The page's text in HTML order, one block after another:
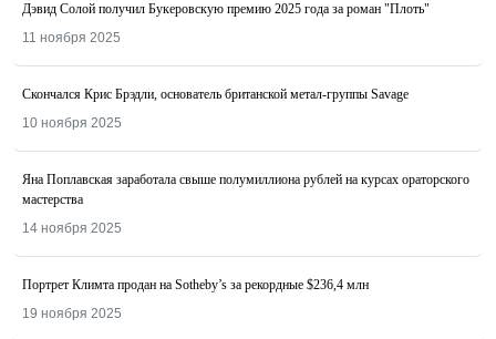
Дэвид Солой получил Букеровскую премию 2025 года за роман "Плоть"
11 ноября 2025
Скончался Крис Брэдли, основатель британской метал-группы Savage
10 ноября 2025
Яна Поплавская заработала свыше полумиллиона рублей на курсах ораторского
мастерства
14 ноября 2025
Портрет Климта продан на Sotheby’s за рекордные $236,4 млн
19 ноября 2025